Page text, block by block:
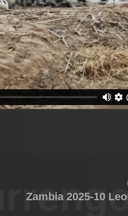
Zambia 2025-10